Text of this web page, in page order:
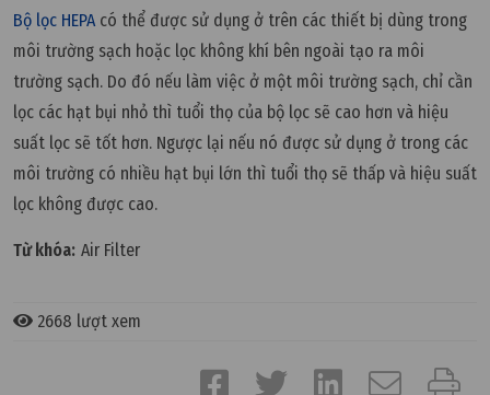
Bộ lọc HEPA có thể được sử dụng ở trên các thiết bị dùng trong
môi trường sạch hoặc lọc không khí bên ngoài tạo ra môi
trường sạch. Do đó nếu làm việc ở một môi trường sạch, chỉ cần
lọc các hạt bụi nhỏ thì tuổi thọ của bộ lọc sẽ cao hơn và hiệu
suất lọc sẽ tốt hơn. Ngược lại nếu nó được sử dụng ở trong các
môi trường có nhiều hạt bụi lớn thì tuổi thọ sẽ thấp và hiệu suất
lọc không được cao.
Từ khóa: Air Filter
2668 lượt xem